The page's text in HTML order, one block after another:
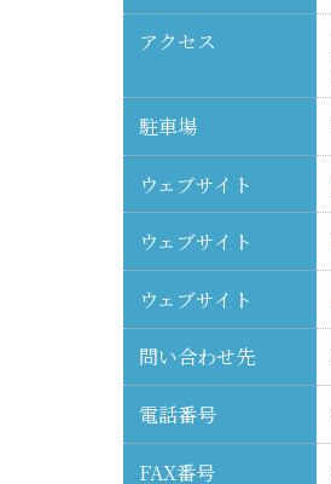
アクセス
駐車場
ウェブサイト
ウェブサイト
ウェブサイト
問い合わせ先
電話番号
FAX番号